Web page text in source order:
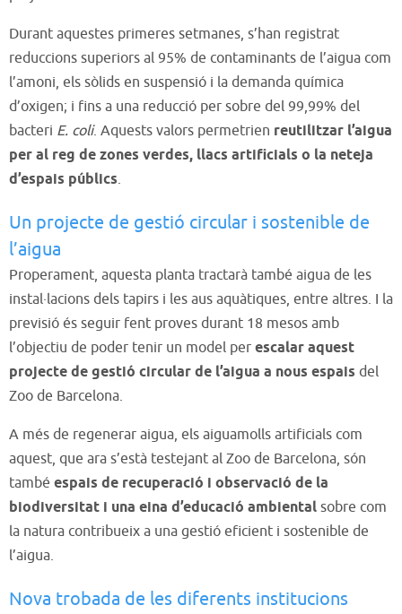
Durant aquestes primeres setmanes, s’han registrat
reduccions superiors al 95% de contaminants de l’aigua com
l’amoni, els sòlids en suspensió i la demanda química
d’oxigen; i fins a una reducció per sobre del 99,99% del
bacteri E. coli. Aquests valors permetrien reutilitzar l’aigua
per al reg de zones verdes, llacs artificials o la neteja
d’espais públics.
Un projecte de gestió circular i sostenible de
l’aigua
Properament, aquesta planta tractarà també aigua de les
instal·lacions dels tapirs i les aus aquàtiques, entre altres. I la
previsió és seguir fent proves durant 18 mesos amb
l’objectiu de poder tenir un model per escalar aquest
projecte de gestió circular de l’aigua a nous espais del
Zoo de Barcelona.
A més de regenerar aigua, els aiguamolls artificials com
aquest, que ara s’està testejant al Zoo de Barcelona, són
també espais de recuperació i observació de la
biodiversitat i una eina d’educació ambiental sobre com
la natura contribueix a una gestió eficient i sostenible de
l’aigua.
Nova trobada de les diferents institucions